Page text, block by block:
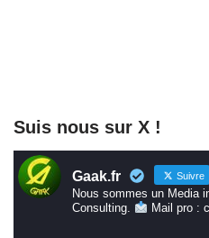
Suis nous sur X !
Gaak.fr Suivre
Nous sommes un Media
Consulting.
Mail pro :